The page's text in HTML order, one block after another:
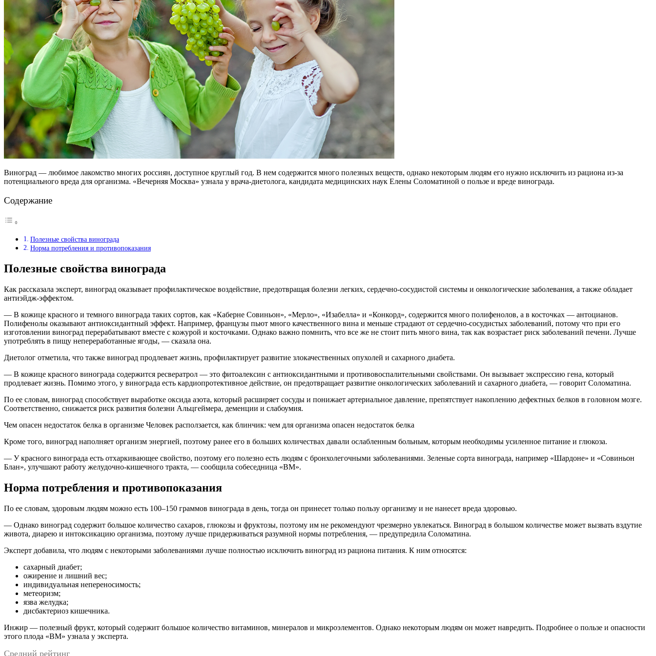
Виноград — любимое лакомство многих россиян, доступное круглый год. В нем содержится много полезных веществ, однако некоторым людям его нужно исключить из рациона из-за
потенциального вреда для организма. «Вечерняя Москва» узнала у врача-диетолога, кандидата медицинских наук Елены Соломатиной о пользе и вреде винограда.
Содержание
Полезные свойства винограда
Норма потребления и противопоказания
Полезные свойства винограда
Как рассказала эксперт, виноград оказывает профилактическое воздействие, предотвращая болезни легких, сердечно-сосудистой системы и онкологические заболевания, а также обладает
антиэйдж-эффектом.
— В кожице красного и темного винограда таких сортов, как «Каберне Совиньон», «Мерло», «Изабелла» и «Конкорд», содержится много полифенолов, а в косточках — антоцианов.
Полифенолы оказывают антиоксидантный эффект. Например, французы пьют много качественного вина и меньше страдают от сердечно-сосудистых заболеваний, потому что при его
изготовлении виноград перерабатывают вместе с кожурой и косточками. Однако важно помнить, что все же не стоит пить много вина, так как возрастает риск заболеваний печени. Лучше
употреблять в пищу непереработанные ягоды, — сказала она.
Диетолог отметила, что также виноград продлевает жизнь, профилактирует развитие злокачественных опухолей и сахарного диабета.
— В кожице красного винограда содержится ресвератрол — это фитоалексин с антиоксидантными и противовоспалительными свойствами. Он вызывает экспрессию гена, который
продлевает жизнь. Помимо этого, у винограда есть кардиопротективное действие, он предотвращает развитие онкологических заболеваний и сахарного диабета, — говорит Соломатина.
По ее словам, виноград способствует выработке оксида азота, который расширяет сосуды и понижает артериальное давление, препятствует накоплению дефектных белков в головном мозге.
Соответственно, снижается риск развития болезни Альцгеймера, деменции и слабоумия.
Чем опасен недостаток белка в организме Человек расползается, как блинчик: чем для организма опасен недостаток белка
Кроме того, виноград наполняет организм энергией, поэтому ранее его в больших количествах давали ослабленным больным, которым необходимы усиленное питание и глюкоза.
— У красного винограда есть отхаркивающее свойство, поэтому его полезно есть людям с бронхолегочными заболеваниями. Зеленые сорта винограда, например «Шардоне» и «Совиньон
Блан», улучшают работу желудочно-кишечного тракта, — сообщила собеседница «ВМ».
Норма потребления и противопоказания
По ее словам, здоровым людям можно есть 100–150 граммов винограда в день, тогда он принесет только пользу организму и не нанесет вреда здоровью.
— Однако виноград содержит большое количество сахаров, глюкозы и фруктозы, поэтому им не рекомендуют чрезмерно увлекаться. Виноград в большом количестве может вызвать вздутие
живота, диарею и интоксикацию организма, поэтому лучше придерживаться разумной нормы потребления, — предупредила Соломатина.
Эксперт добавила, что людям с некоторыми заболеваниями лучше полностью исключить виноград из рациона питания. К ним относятся:
сахарный диабет;
ожирение и лишний вес;
индивидуальная непереносимость;
метеоризм;
язва желудка;
дисбактериоз кишечника.
Инжир — полезный фрукт, который содержит большое количество витаминов, минералов и микроэлементов. Однако некоторым людям он может навредить. Подробнее о пользе и опасности
этого плода «ВМ» узнала у эксперта.
Средний рейтинг